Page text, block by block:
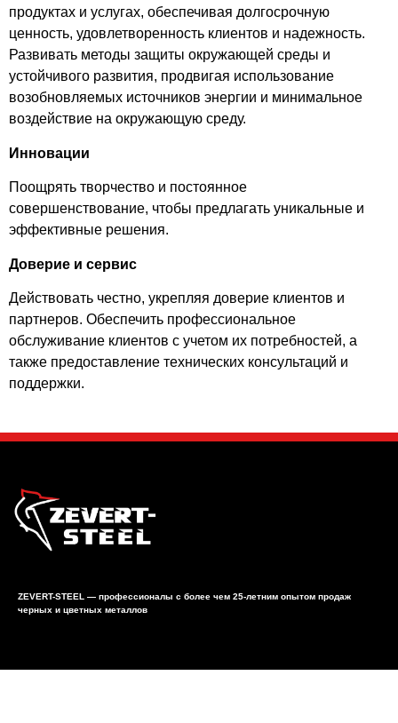
продуктах и услугах, обеспечивая долгосрочную
ценность, удовлетворенность клиентов и надежность.
Развивать методы защиты окружающей среды и
устойчивого развития, продвигая использование
возобновляемых источников энергии и минимальное
воздействие на окружающую среду.
Инновации
Поощрять творчество и постоянное
совершенствование, чтобы предлагать уникальные и
эффективные решения.
Доверие и сервис
Действовать честно, укрепляя доверие клиентов и
партнеров. Обеспечить профессиональное
обслуживание клиентов с учетом их потребностей, а
также предоставление технических консультаций и
поддержки.
ZEVERT-STEEL — профессионалы с более чем 25-летним опытом продаж
черных и цветных металлов